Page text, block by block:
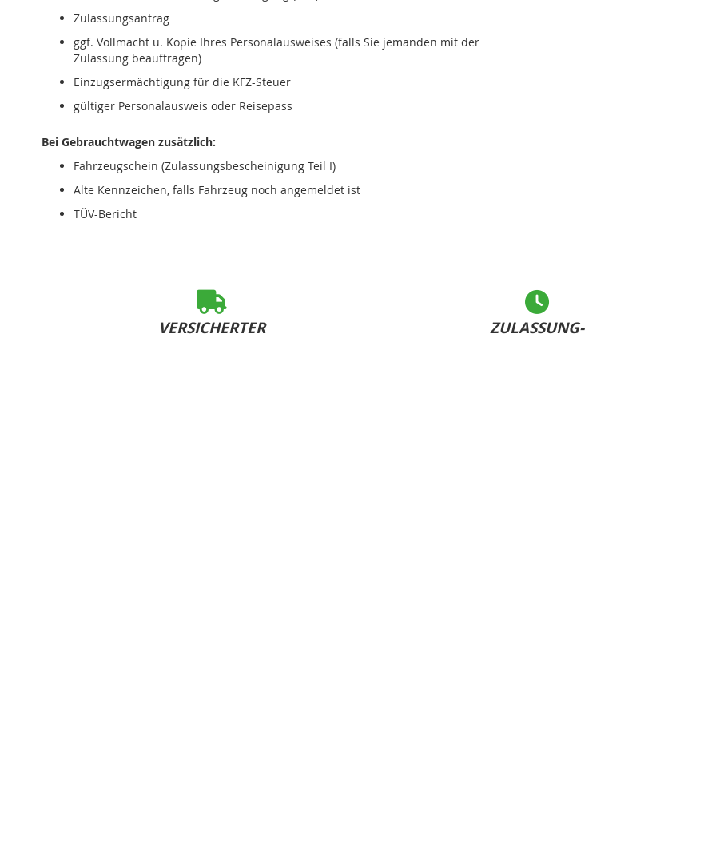
Zulassungsantrag
ggf. Vollmacht u. Kopie Ihres Personalausweises (falls Sie jemanden mit der
Zulassung beauftragen)
Einzugsermächtigung für die KFZ-Steuer
gültiger Personalausweis oder Reisepass
Bei Gebrauchtwagen zusätzlich:
Fahrzeugschein (Zulassungsbescheinigung Teil I)
Alte Kennzeichen, falls Fahrzeug noch angemeldet ist
TÜV-Bericht
VERSICHERTER
ZULASSUNG-